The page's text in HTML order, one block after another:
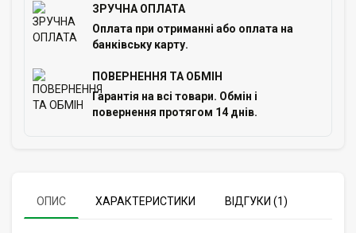
ЗРУЧНА ОПЛАТА
Оплата при отриманні або оплата на
банківську карту.
ПОВЕРНЕННЯ ТА ОБМІН
Гарантія на всі товари. Обмін і
повернення протягом 14 днів.
ОПИС ХАРАКТЕРИСТИКИ ВІДГУКИ (1)